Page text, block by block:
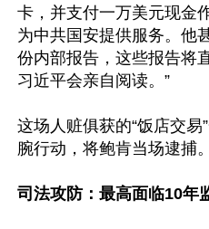
卡，并支付一万美元现金
为中共国安提供服务。他
份内部报告，这些报告将
习近平会亲自阅读。”
这场人赃俱获的“饭店交
腕行动，将鲍肯当场逮捕。
司法攻防：最高面临10年